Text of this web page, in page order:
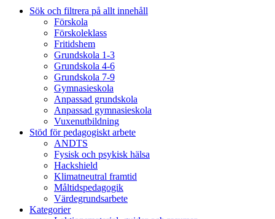
Sök och filtrera på allt innehåll
Förskola
Förskoleklass
Fritidshem
Grundskola 1-3
Grundskola 4-6
Grundskola 7-9
Gymnasieskola
Anpassad grundskola
Anpassad gymnasieskola
Vuxenutbildning
Stöd för pedagogiskt arbete
ANDTS
Fysisk och psykisk hälsa
Hackshield
Klimatneutral framtid
Måltidspedagogik
Värdegrundsarbete
Kategorier